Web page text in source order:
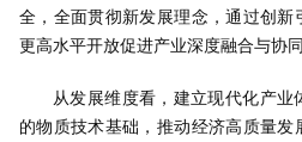
全，全面贯彻新发展理念，通过创
更高水平开放促进产业深度融合与协
从发展维度看，建立现代化产
的物质技术基础，推动经济高质量